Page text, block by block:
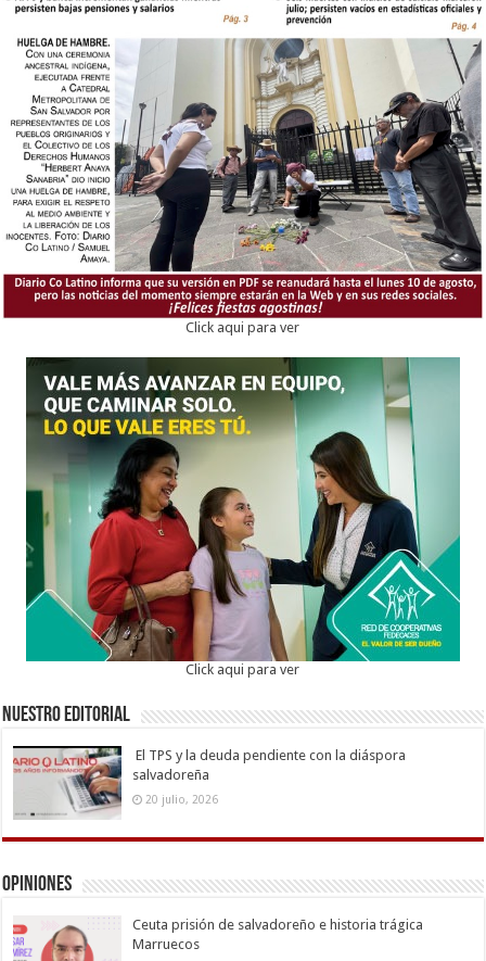
Click aqui para ver
Click aqui para ver
Nuestro Editorial
El TPS y la deuda pendiente con la diáspora
salvadoreña
20 julio, 2026
Opiniones
Ceuta prisión de salvadoreño e historia trágica
Marruecos